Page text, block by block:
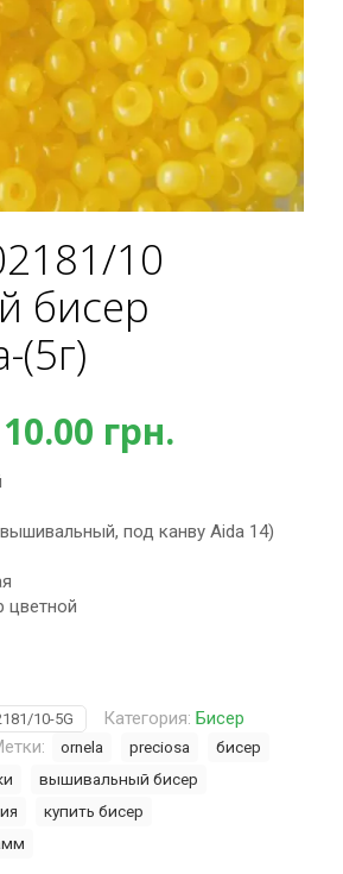
10
бисер
(5г)
Первоначальная
11.00 грн..
10.00 грн.
под канву Aida 14)
цветной
10-5G Категория: Бисер
ornela preciosa
бисер
вышивальный бисер
купить бисер